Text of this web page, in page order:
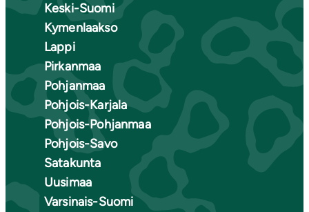
Keski-Suomi
Kymenlaakso
Lappi
Pirkanmaa
Pohjanmaa
Pohjois-Karjala
Pohjois-Pohjanmaa
Pohjois-Savo
Satakunta
Uusimaa
Varsinais-Suomi